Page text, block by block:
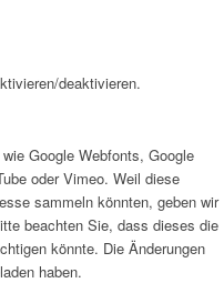
deaktivieren.
Google Webfonts, Google
oder Vimeo. Weil diese
sammeln könnten, geben wir
beachten Sie, dass dieses die
könnte. Die Änderungen
haben.